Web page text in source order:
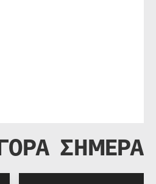
ΣΗΜΕΡΑ